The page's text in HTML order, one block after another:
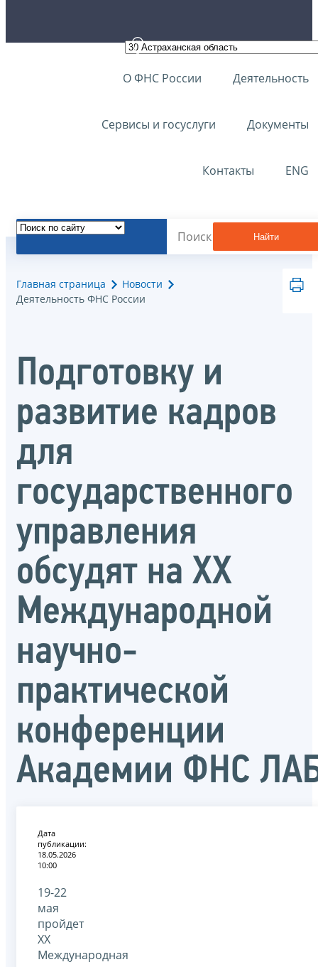
О ФНС России Деятельность
Сервисы и госуслуги Документы
Контакты ENG
Найти
Главная страница
Новости
Деятельность ФНС России
Подготовку и
развитие кадров
для
государственного
управления
обсудят на XX
Международной
научно-
практической
конференции
Академии ФНС
Дата
публикации:
18.05.2026
10:00
19-22
мая
пройдет
XX
Международная